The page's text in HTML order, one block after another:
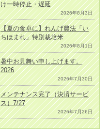
け一時停止・遅延
2026年8月3日
【夏の食卓に】れんげ農法「い
ちほまれ」特別栽培米
2026年8月1日
暑中お見舞い申し上げます。
2026
2026年7月30日
メンテナンス完了（決済サービ
ス）7/27
2026年7月26日